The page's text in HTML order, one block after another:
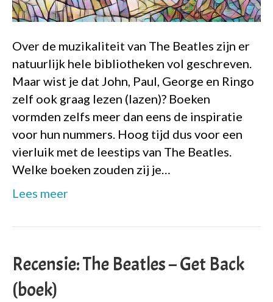
Over de muzikaliteit van The Beatles zijn er
natuurlijk hele bibliotheken vol geschreven.
Maar wist je dat John, Paul, George en Ringo
zelf ook graag lezen (lazen)? Boeken
vormden zelfs meer dan eens de inspiratie
voor hun nummers. Hoog tijd dus voor een
vierluik met de leestips van The Beatles.
Welke boeken zouden zij je…
Lees meer
Recensie: The Beatles – Get Back
(boek)